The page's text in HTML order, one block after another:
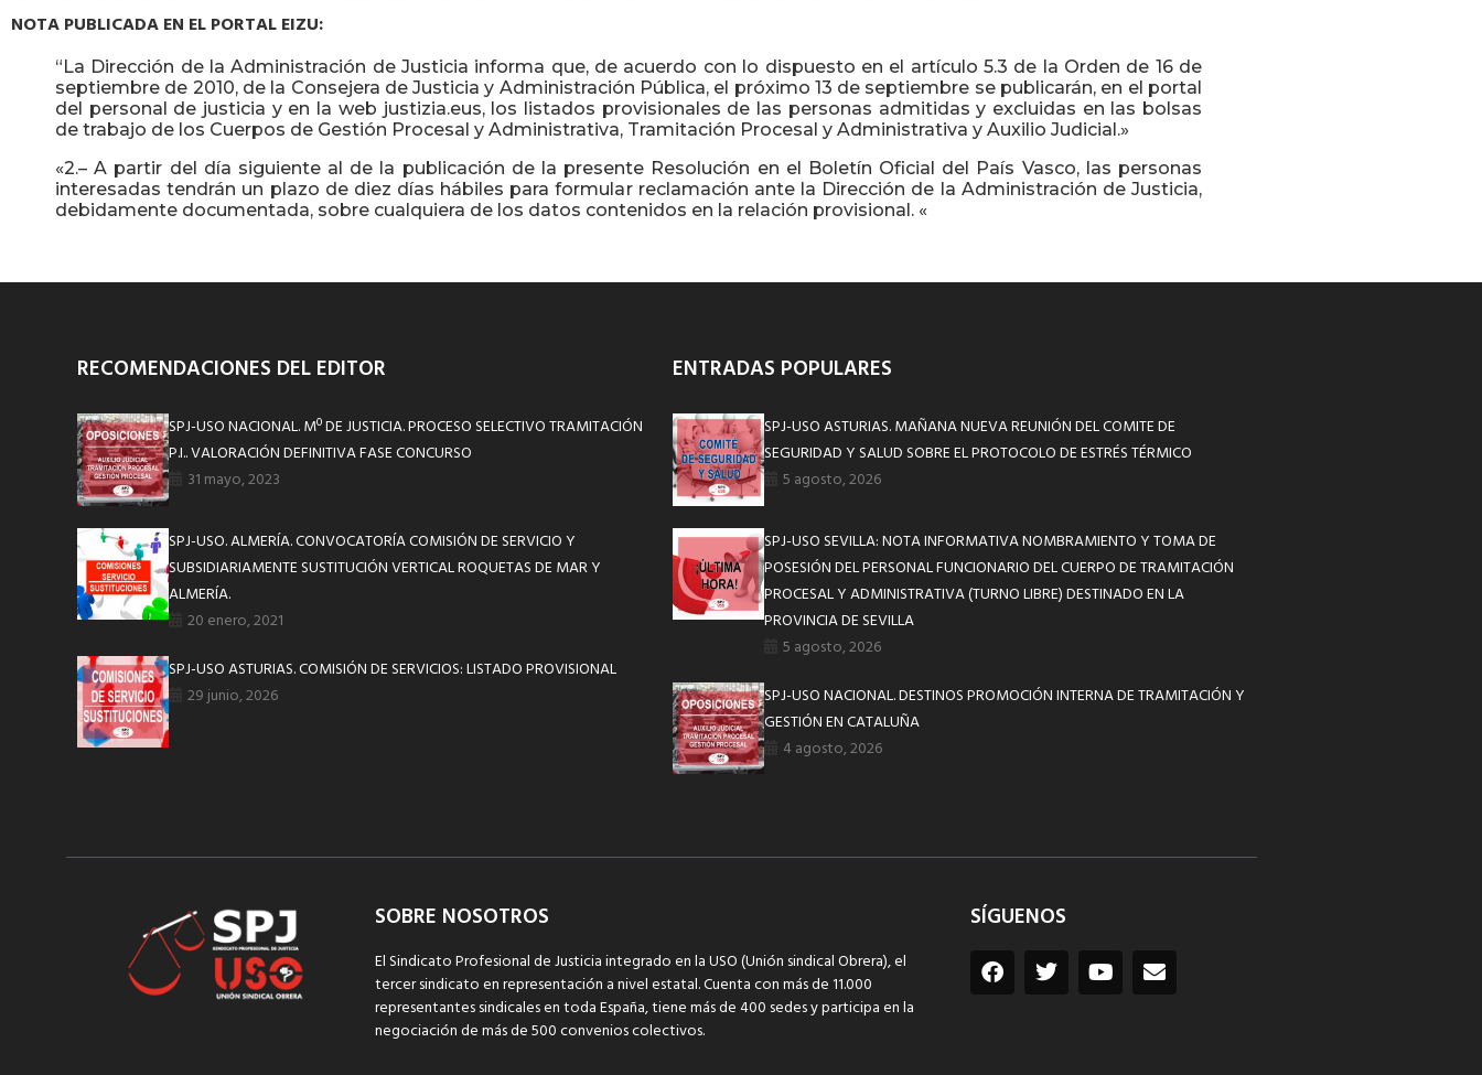
NOTA PUBLICADA EN EL PORTAL EIZU:
“La Dirección de la Administración de Justicia informa que, de acuerdo con lo dispuesto en el artículo 5.3 de la Orden de 16 de
septiembre de 2010, de la Consejera de Justicia y Administración Pública, el próximo 13 de septiembre se publicarán, en el portal
del personal de justicia y en la web justizia.eus, los listados provisionales de las personas admitidas y excluidas en las bolsas
de trabajo de los Cuerpos de Gestión Procesal y Administrativa, Tramitación Procesal y Administrativa y Auxilio Judicial.»
«2.– A partir del día siguiente al de la publicación de la presente Resolución en el Boletín Oficial del País Vasco, las personas
interesadas tendrán un plazo de diez días hábiles para formular reclamación ante la Dirección de la Administración de Justicia,
debidamente documentada, sobre cualquiera de los datos contenidos en la relación provisional. «
RECOMENDACIONES DEL EDITOR
SPJ-USO NACIONAL. Mº DE JUSTICIA. PROCESO SELECTIVO TRAMITACIÓN
P.I.. VALORACIÓN DEFINITIVA FASE CONCURSO
31 mayo, 2023
SPJ-USO. ALMERÍA. CONVOCATORÍA COMISIÓN DE SERVICIO Y
SUBSIDIARIAMENTE SUSTITUCIÓN VERTICAL ROQUETAS DE MAR Y
ALMERÍA.
20 enero, 2021
SPJ-USO ASTURIAS. COMISIÓN DE SERVICIOS: LISTADO PROVISIONAL
29 junio, 2026
ENTRADAS POPULARES
SPJ-USO ASTURIAS. MAÑANA NUEVA REUNIÓN DEL COMITE DE
SEGURIDAD Y SALUD SOBRE EL PROTOCOLO DE ESTRÉS TÉRMICO
5 agosto, 2026
SPJ-USO SEVILLA: NOTA INFORMATIVA NOMBRAMIENTO Y TOMA DE
POSESIÓN DEL PERSONAL FUNCIONARIO DEL CUERPO DE TRAMITACIÓN
PROCESAL Y ADMINISTRATIVA (TURNO LIBRE) DESTINADO EN LA
PROVINCIA DE SEVILLA
5 agosto, 2026
SPJ-USO NACIONAL. DESTINOS PROMOCIÓN INTERNA DE TRAMITACIÓN Y
GESTIÓN EN CATALUÑA
4 agosto, 2026
SOBRE NOSOTROS
El Sindicato Profesional de Justicia integrado en la USO (Unión sindical Obrera), el
tercer sindicato en representación a nivel estatal. Cuenta con más de 11.000
representantes sindicales en toda España, tiene más de 400 sedes y participa en la
negociación de más de 500 convenios colectivos.
SÍGUENOS